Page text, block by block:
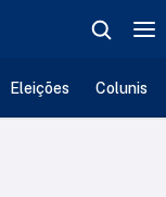
Eleições